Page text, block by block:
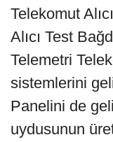
Telekomut
Alıcı Test
Telemetri
sistemlerini
Panelini de
uydusunun